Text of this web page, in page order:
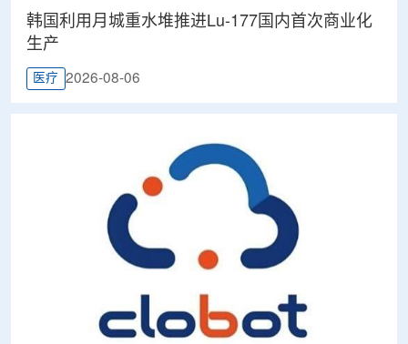
韩国利用月城重水堆推进Lu-177国内首次商业化
生产
医疗 2026-08-06